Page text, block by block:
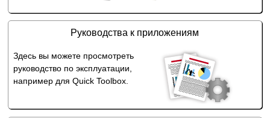
Руководства к приложениям
Здесь вы можете просмотреть
руководство по эксплуатации,
например дляQuick Toolbox.